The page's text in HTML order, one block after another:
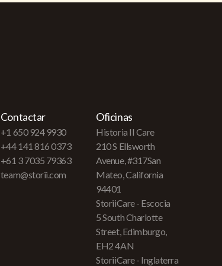
Contactar
+1 650 924 9930
+44 141 816 0373
+61 3 7035 79363
team@storii.com
Oficinas
Historia II Care
210 S Ellsworth
Avenue, #317San
Mateo, California
94401
StoriiCare - Escocia
5 South Charlotte
Street, Edimburgo,
EH2 4AN
StoriiCare - Inglaterra